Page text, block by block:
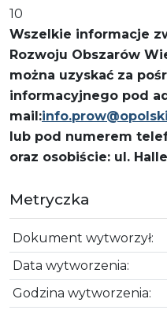
10
Wszelkie informacje
Rozwoju Obszarów
można uzyskać za
informacyjnego pod
mail:
lub pod numerem
oraz osobiście: ul.
Metryczka
Dokument wytworzył:
Data wytworzenia:
Godzina wytworzenia: